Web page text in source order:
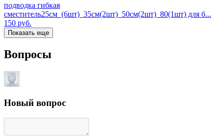
подводка гибкая
сместитель25см_(6шт)_35см(2шт)_50см(2шт)_80(1шт) для б...
150 руб.
Показать еще
Вопросы
Новый вопрос